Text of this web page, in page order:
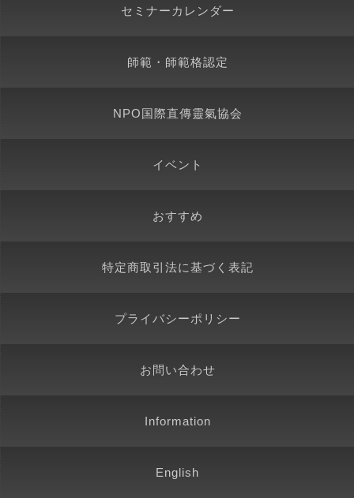
セミナーカレンダー
師範・師範格認定
NPO国際直傳靈氣協会
イベント
おすすめ
特定商取引法に基づく表記
プライバシーポリシー
お問い合わせ
Information
English